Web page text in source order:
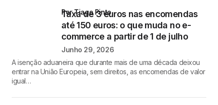
Taxa de 3 euros nas encomendas
até 150 euros: o que muda no e-
commerce a partir de 1 de julho
por Tiago Pinto
Junho 29, 2026
A isenção aduaneira que durante mais de uma década deixou
entrar na União Europeia, sem direitos, as encomendas de valor
igual…